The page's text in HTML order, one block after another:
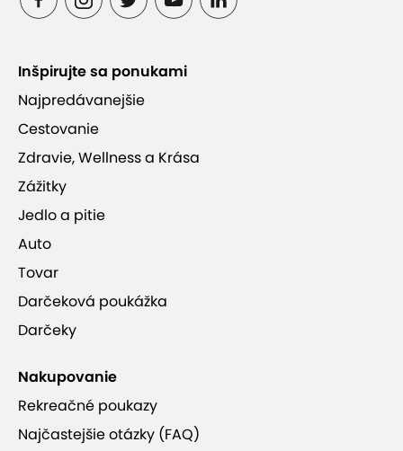
Inšpirujte sa ponukami
Najpredávanejšie
Cestovanie
Zdravie, Wellness a Krása
Zážitky
Jedlo a pitie
Auto
Tovar
Darčeková poukážka
Darčeky
Nakupovanie
Rekreačné poukazy
Najčastejšie otázky (FAQ)